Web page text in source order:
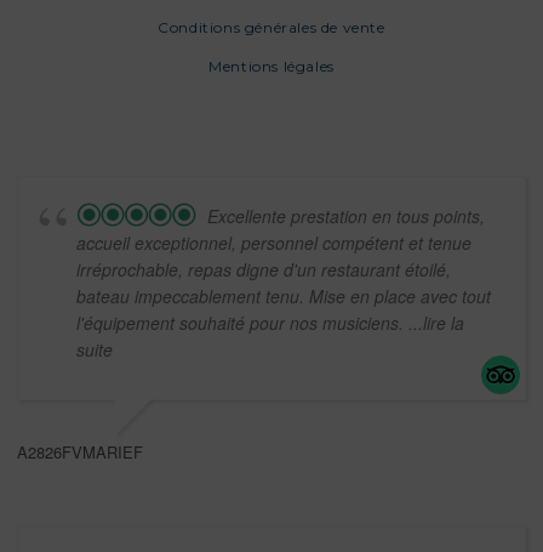
Conditions générales de vente
Mentions légales
Excellente prestation en tous points,
accueil exceptionnel, personnel compétent et tenue
irréprochable, repas digne d'un restaurant étoilé,
bateau impeccablement tenu. Mise en place avec tout
l'équipement souhaité pour nos musiciens. ...lire la
suite
A2826FVMARIEF